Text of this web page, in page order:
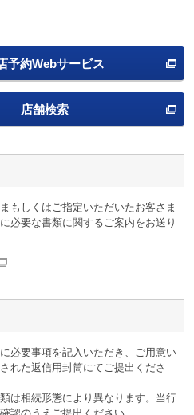
予約Webサービス
店舗検索
もしくはご指定いただいたお客さま
必要な書類に関するご案内をお送り
必要事項を記入いただき、ご用意い
れた返信用封筒にてご提出くださ
は相続形態により異なります。当行